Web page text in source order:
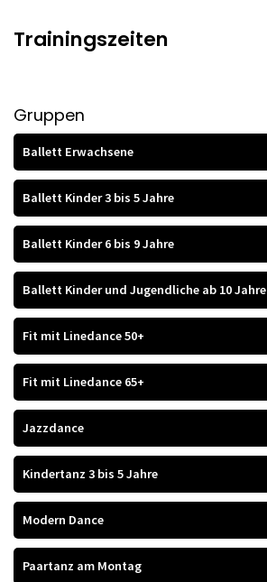
Trainingszeiten
Gruppen
Ballett Erwachsene
Ballett Kinder 3 bis 5 Jahre
Ballett Kinder 6 bis 9 Jahre
Ballett Kinder und Jugendliche ab 10 Jahre
Fit mit Linedance 50+
Fit mit Linedance 65+
Jazzdance
Kindertanz 3 bis 5 Jahre
Modern Dance
Paartanz am Montag